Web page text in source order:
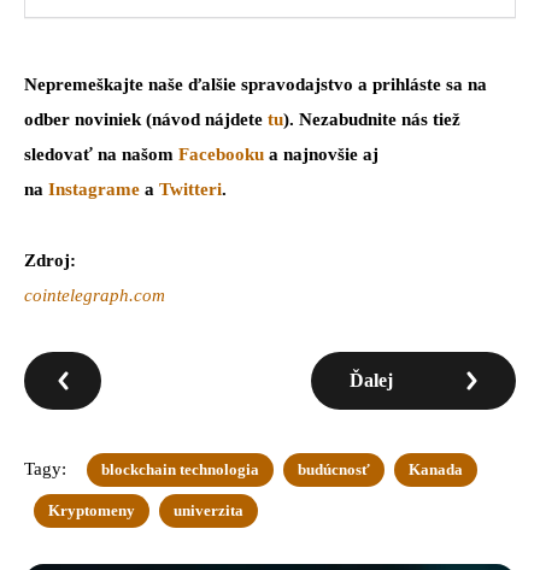
Nepremeškajte naše ďalšie spravodajstvo a prihláste sa na
odber noviniek (návod nájdete tu). Nezabudnite nás tiež
sledovať na našom Facebooku a najnovšie aj
na Instagrame a Twitteri.
Zdroj:
cointelegraph.com
Ďalej
Tagy: blockchain technologia budúcnosť Kanada
Kryptomeny univerzita